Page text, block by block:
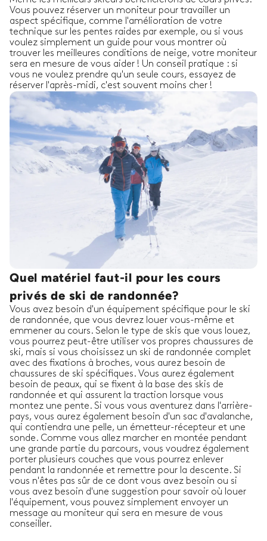
Vous pouvez réserver un moniteur pour travailler un
aspect spécifique, comme l'amélioration de votre
technique sur les pentes raides par exemple, ou si vous
voulez simplement un guide pour vous montrer où
trouver les meilleures conditions de neige, votre moniteur
sera en mesure de vous aider ! Un conseil pratique : si
vous ne voulez prendre qu'un seule cours, essayez de
réserver l'après-midi, c'est souvent moins cher !
Quel matériel faut-il pour les cours
privés de ski de randonnée?
Vous avez besoin d'un équipement spécifique pour le ski
de randonnée, que vous devrez louer vous-même et
emmener au cours. Selon le type de skis que vous louez,
vous pourrez peut-être utiliser vos propres chaussures de
ski, mais si vous choisissez un ski de randonnée complet
avec des fixations à broches, vous aurez besoin de
chaussures de ski spécifiques. Vous aurez également
besoin de peaux, qui se fixent à la base des skis de
randonnée et qui assurent la traction lorsque vous
montez une pente. Si vous vous aventurez dans l'arrière-
pays, vous aurez également besoin d'un sac d'avalanche,
qui contiendra une pelle, un émetteur-récepteur et une
sonde. Comme vous allez marcher en montée pendant
une grande partie du parcours, vous voudrez également
porter plusieurs couches que vous pourrez enlever
pendant la randonnée et remettre pour la descente. Si
vous n'êtes pas sûr de ce dont vous avez besoin ou si
vous avez besoin d'une suggestion pour savoir où louer
l'équipement, vous pouvez simplement envoyer un
message au moniteur qui sera en mesure de vous
conseiller.